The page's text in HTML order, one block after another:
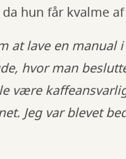
hun får kvalme
at lave en
hvor man
være
Jeg var blevet